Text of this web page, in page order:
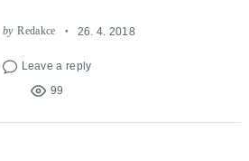
by Redakce 26. 4. 2018
Leave a reply
99